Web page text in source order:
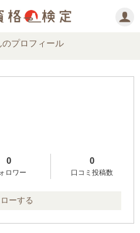
プロフィール
0
ロワー
0
口コミ投稿数
ーする